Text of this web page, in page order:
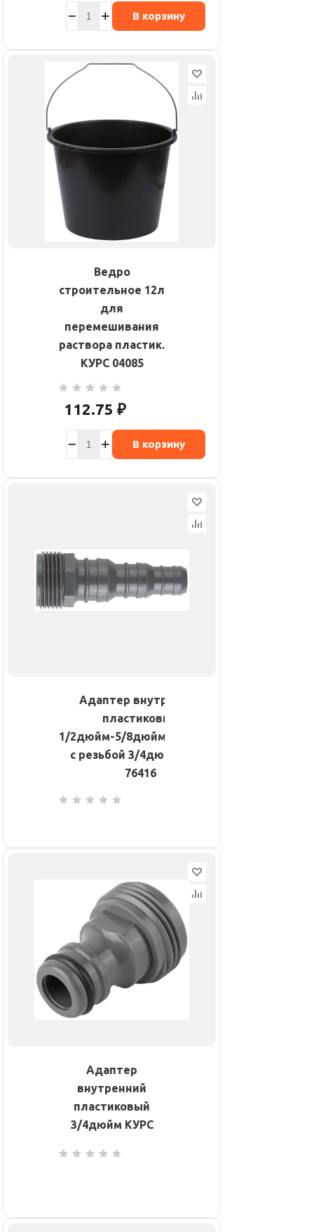
В корзину
Ведро
строительное 12л
для
перемешивания
раствора пластик.
КУРС 04085
112.75 ₽
В корзину
Адаптер внутренний
пластиковый
1/2дюйм-5/8дюйм-3/4дюйм
с резьбой 3/4дюйм КУРС
76416
Адаптер
внутренний
пластиковый
3/4дюйм КУРС